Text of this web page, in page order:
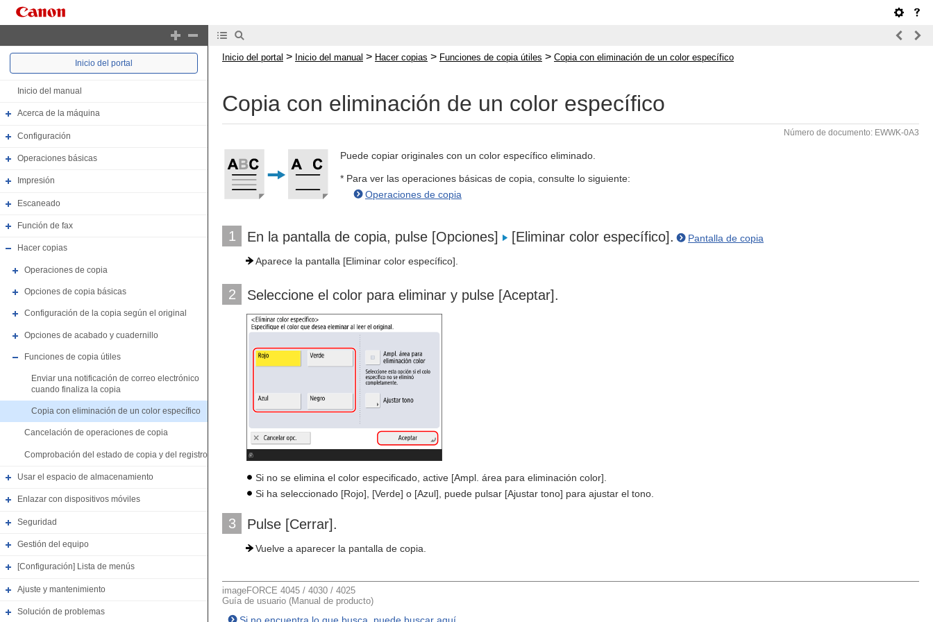
Inicio del portal
Inicio del manual
Acerca de la máquina
Configuración
Operaciones básicas
Impresión
Escaneado
Función de fax
Hacer copias
Operaciones de copia
Opciones de copia básicas
Configuración de la copia según el original
Opciones de acabado y cuadernillo
Funciones de copia útiles
Enviar una notificación de correo electrónico
cuando finaliza la copia
Copia con eliminación de un color específico
Cancelación de operaciones de copia
Comprobación del estado de copia y del registro
Usar el espacio de almacenamiento
Enlazar con dispositivos móviles
Seguridad
Gestión del equipo
[Configuración] Lista de menús
Ajuste y mantenimiento
Solución de problemas
Inicio del portal > Inicio del manual > Hacer copias > Funciones de copia útiles > Copia con eliminación de un color específico
Copia con eliminación de un color específico
Número de documento: EWWK-0A3
Puede copiar originales con un color específico eliminado.
* Para ver las operaciones básicas de copia, consulte lo siguiente:
Operaciones de copia
1 En la pantalla de copia, pulse [Opciones] [Eliminar color específico]. Pantalla de copia
Aparece la pantalla [Eliminar color específico].
2 Seleccione el color para eliminar y pulse [Aceptar].
Si no se elimina el color especificado, active [Ampl. área para eliminación color].
Si ha seleccionado [Rojo], [Verde] o [Azul], puede pulsar [Ajustar tono] para ajustar el tono.
3 Pulse [Cerrar].
Vuelve a aparecer la pantalla de copia.
imageFORCE 4045 / 4030 / 4025
Guía de usuario (Manual de producto)